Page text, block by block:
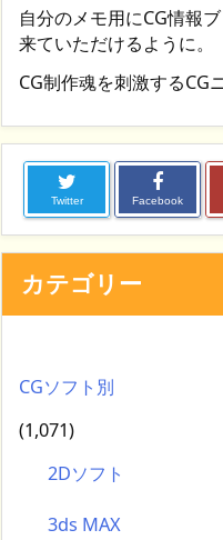
自分のメモ用にCG情報
来ていただけるように。
CG制作魂を刺激するCG
Twitter Facebook
カテゴリー
CGソフト別
(1,071)
2Dソフト
3ds MAX